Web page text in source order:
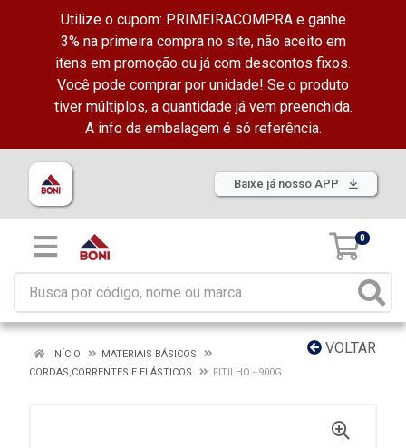
Utilize o cupom: PRIMEIRACOMPRA e ganhe
3% na primeira compra no site, não aceito em
itens em promoção ou já com descontos fixos.
Você pode comprar por unidade! Se o produto
tiver múltiplos, a quantidade já vem preenchida.
A info da embalagem é só referência.
Baixe já nosso APP
0
VOLTAR
INÍCIO
MATERIAIS BÁSICOS
CORDAS,CORRENTES E ELÁSTICOS
FITILHO - 900G